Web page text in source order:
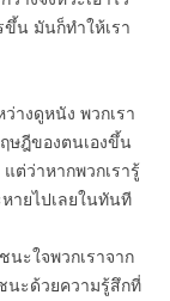
น มันก็ทำให้เรา
ว่างดูหนัง พวกเรา
ษฎีของตนเองขึ้น
ต่ว่าหากพวกเรารู้
ายไปเลยในทันที
นะใจพวกเราจาก
นะด้วยความรู้สึกที่